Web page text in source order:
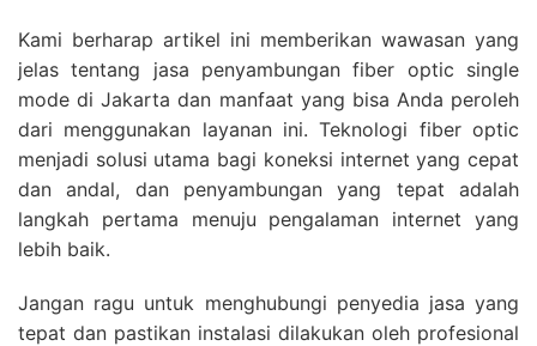
Kami berharap artikel ini memberikan wawasan yang
jelas tentang jasa penyambungan fiber optic single
mode di Jakarta dan manfaat yang bisa Anda peroleh
dari menggunakan layanan ini. Teknologi fiber optic
menjadi solusi utama bagi koneksi internet yang cepat
dan andal, dan penyambungan yang tepat adalah
langkah pertama menuju pengalaman internet yang
lebih baik.
Jangan ragu untuk menghubungi penyedia jasa yang
tepat dan pastikan instalasi dilakukan oleh profesional